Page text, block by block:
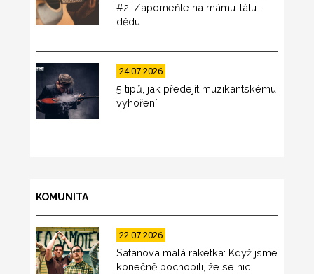
#2: Zapomeňte na mámu-tátu-
dědu
24.07.2026
5 tipů, jak předejít muzikantskému
vyhoření
KOMUNITA
22.07.2026
Satanova malá raketka: Když jsme
konečně pochopili, že se nic